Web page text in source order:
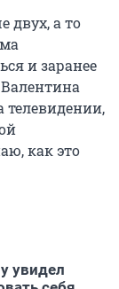
двух, а то
и заранее
как это
увидел